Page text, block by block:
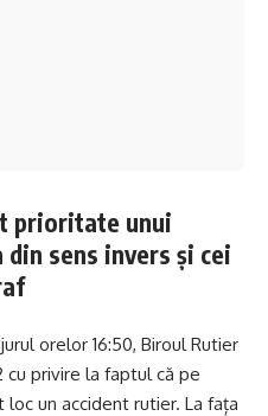
prioritate unui
sens invers și cei
orelor 16:50, Biroul Rutier
cu privire la faptul că pe
loc un accident rutier. La fața